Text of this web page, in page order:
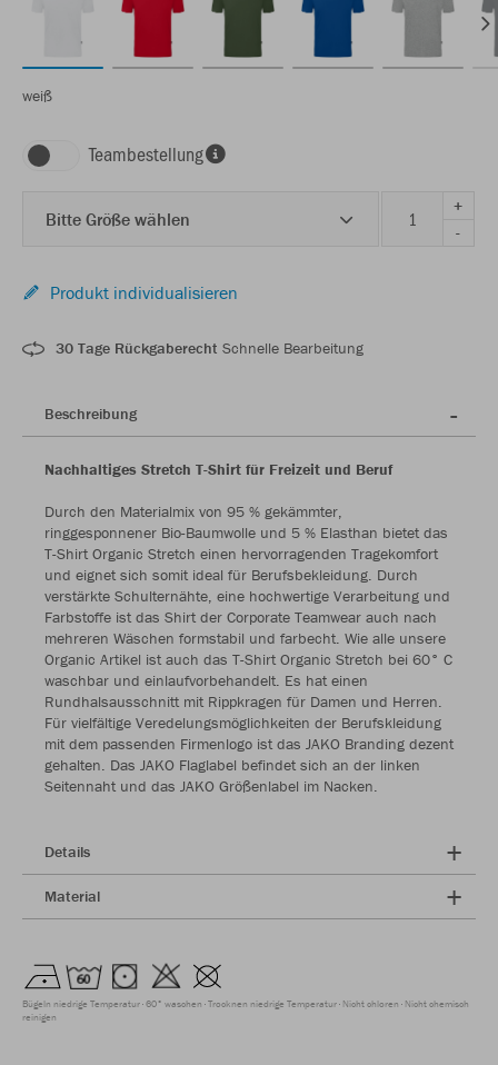
weiß
Teambestellung
Bitte Größe wählen
+
-
Produkt individualisieren
30 Tage Rückgaberecht Schnelle Bearbeitung
Beschreibung
Nachhaltiges Stretch T-Shirt für Freizeit und Beruf
Durch den Materialmix von 95 % gekämmter,
ringgesponnener Bio-Baumwolle und 5 % Elasthan bietet das
T-Shirt Organic Stretch einen hervorragenden Tragekomfort
und eignet sich somit ideal für Berufsbekleidung. Durch
verstärkte Schulternähte, eine hochwertige Verarbeitung und
Farbstoffe ist das Shirt der Corporate Teamwear auch nach
mehreren Wäschen formstabil und farbecht. Wie alle unsere
Organic Artikel ist auch das T-Shirt Organic Stretch bei 60° C
waschbar und einlaufvorbehandelt. Es hat einen
Rundhalsausschnitt mit Rippkragen für Damen und Herren.
Für vielfältige Veredelungsmöglichkeiten der Berufskleidung
mit dem passenden Firmenlogo ist das JAKO Branding dezent
gehalten. Das JAKO Flaglabel befindet sich an der linken
Seitennaht und das JAKO Größenlabel im Nacken.
Details
Material
Bügeln niedrige Temperatur 60° waschen Trocknen niedrige Temperatur Nicht chloren Nicht chemisch
reinigen